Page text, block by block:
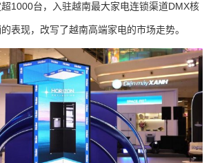
1000台，入驻越南最大家电连锁渠道DMX核
表现，改写了越南高端家电的市场走势。